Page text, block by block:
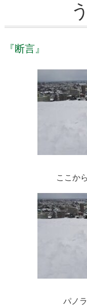
『断言』
ここか
パノ